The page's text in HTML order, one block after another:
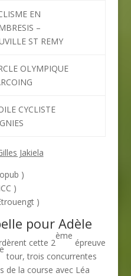
EN
–
ST REMY
OLYMPIQUE
CYCLISTE
Jakiela
)
)
)
pour Adèle
cette 2
ème
épreuve
tour, trois concurrentes
de la course avec Léa